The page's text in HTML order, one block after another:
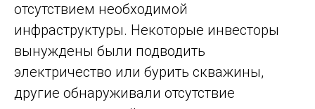
отсутствием необходимой
инфраструктуры. Некоторые инвесторы
вынуждены были подводить
электричество или бурить скважины,
другие обнаруживали отсутствие